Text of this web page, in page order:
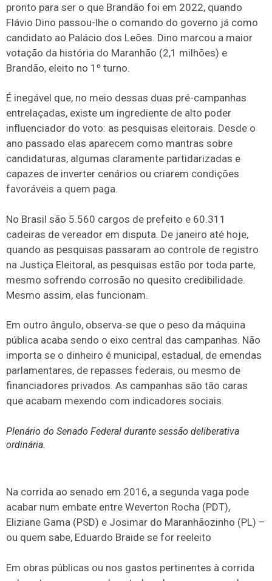
pronto para ser o que Brandão foi em 2022, quando
Flávio Dino passou-lhe o comando do governo já como
candidato ao Palácio dos Leões. Dino marcou a maior
votação da história do Maranhão (2,1 milhões) e
Brandão, eleito no 1º turno.
É inegável que, no meio dessas duas pré-campanhas
entrelaçadas, existe um ingrediente de alto poder
influenciador do voto: as pesquisas eleitorais. Desde o
ano passado elas aparecem como mantras sobre
candidaturas, algumas claramente partidarizadas e
capazes de inverter cenários ou criarem condições
favoráveis a quem paga.
No Brasil são 5.560 cargos de prefeito e 60.311
cadeiras de vereador em disputa. De janeiro até hoje,
quando as pesquisas passaram ao controle de registro
na Justiça Eleitoral, as pesquisas estão por toda parte,
mesmo sofrendo corrosão no quesito credibilidade.
Mesmo assim, elas funcionam.
Em outro ângulo, observa-se que o peso da máquina
pública acaba sendo o eixo central das campanhas. Não
importa se o dinheiro é municipal, estadual, de emendas
parlamentares, de repasses federais, ou mesmo de
financiadores privados. As campanhas são tão caras
que acabam mexendo com indicadores sociais.
Plenário do Senado Federal durante sessão deliberativa
ordinária.
Na corrida ao senado em 2016, a segunda vaga pode
acabar num embate entre Weverton Rocha (PDT),
Eliziane Gama (PSD) e Josimar do Maranhãozinho (PL) –
ou quem sabe, Eduardo Braide se for reeleito
Em obras públicas ou nos gastos pertinentes à corrida